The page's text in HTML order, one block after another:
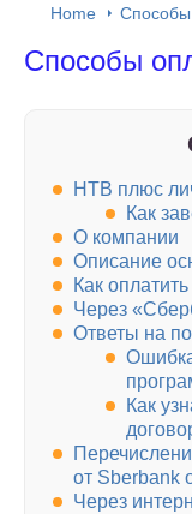
Home
Способы
НТВ плюс
Как
О компании
Описание
Как
Через
Ответы на
Как
от Sberbank
Через